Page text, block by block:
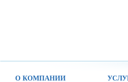
О КОМПАНИИ